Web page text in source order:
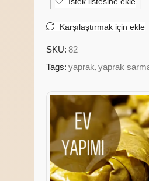
Karşılaştırmak için ekle
SKU: 82
Tags: yaprak,yaprak